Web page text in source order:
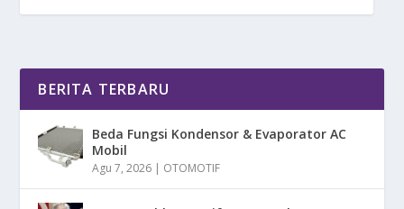
BERITA TERBARU
Beda Fungsi Kondensor & Evaporator AC
Mobil
Agu 7, 2026 | OTOMOTIF